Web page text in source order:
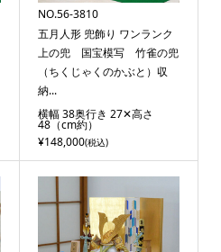
NO.56-3810
五月人形 兜飾り ワンランク
上の兜 国宝模写 竹雀の兜
（ちくじゃくのかぶと）収
納...
横幅 38奥行き 27✕高さ
48（cm約）
¥148,000(税込)